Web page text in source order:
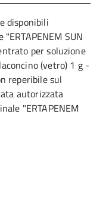
disponibili
SUN
per soluzione
(vetro) 1 g -
reperibile sul
autorizzata
"ERTAPENEM